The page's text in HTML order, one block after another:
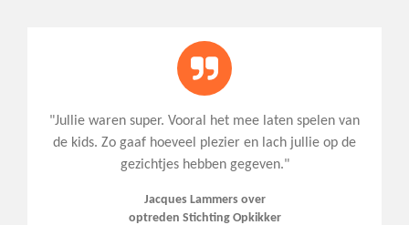
"Jullie waren super. Vooral het mee laten spelen van
de kids. Zo gaaf hoeveel plezier en lach jullie op de
gezichtjes hebben gegeven."
Jacques Lammers over
optreden Stichting Opkikker